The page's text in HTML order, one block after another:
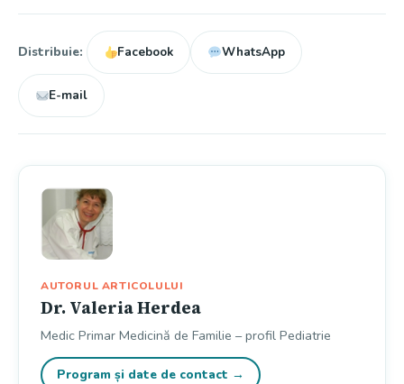
Distribuie: Facebook WhatsApp
E-mail
AUTORUL ARTICOLULUI
Dr. Valeria Herdea
Medic Primar Medicină de Familie – profil Pediatrie
Program și date de contact →